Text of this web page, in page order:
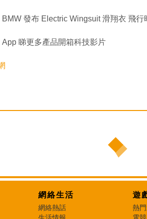
BMW 發布 Electric Wingsuit 滑翔衣 飛
App 睇更多產品開箱科技影片
網絡生活
網絡熱話
遊
熱